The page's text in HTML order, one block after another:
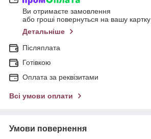
Ви отримаєте замовлення
або гроші повернуться на вашу картку
Детальніше
Післяплата
Готівкою
Оплата за реквізитами
Всі умови оплати
Умови повернення